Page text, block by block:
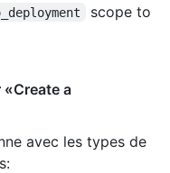
scope to
a
avec les types de
: